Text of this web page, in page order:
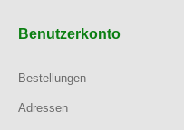
Benutzerkonto
Bestellungen
Adressen